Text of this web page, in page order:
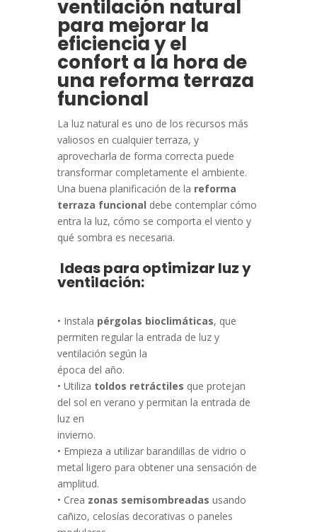
ventilación natural
para mejorar la
eficiencia y el
confort a la hora de
una reforma terraza
funcional
La luz natural es uno de los recursos más
valiosos en cualquier terraza, y
aprovecharla de forma correcta puede
transformar completamente el ambiente.
Una buena planificación de la reforma
terraza funcional debe contemplar cómo
entra la luz, cómo se comporta el viento y
qué sombra es necesaria.
Ideas para optimizar luz y
ventilación:
• Instala pérgolas bioclimáticas, que
permiten regular la entrada de luz y
ventilación según la
época del año.
• Utiliza toldos retráctiles que protejan
del sol en verano y permitan la entrada de
luz en
invierno.
• Empieza a utilizar barandillas de vidrio o
metal ligero para obtener una sensación de
amplitud.
• Crea zonas semisombreadas usando
cañizo, celosías decorativas o paneles